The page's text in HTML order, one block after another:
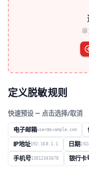
定义脱敏规则
快速预设 — 点击选择/取消
电子邮箱user@example.com
IP地址192.168.1.1 日期
手机号13812345678 银行卡